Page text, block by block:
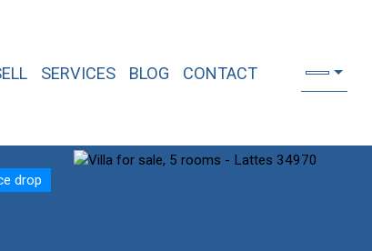
SERVICES BLOG CONTACT
drop